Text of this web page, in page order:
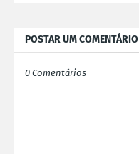
POSTAR UM COMENTÁRIO
0 Comentários